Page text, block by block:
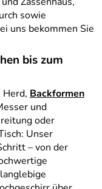
sowie
uns bekommen Sie
bis zum
Herd, Backformen
und
oder
Unser
– von der